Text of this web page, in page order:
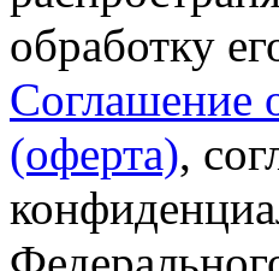
обработку
Соглашение
(оферта),